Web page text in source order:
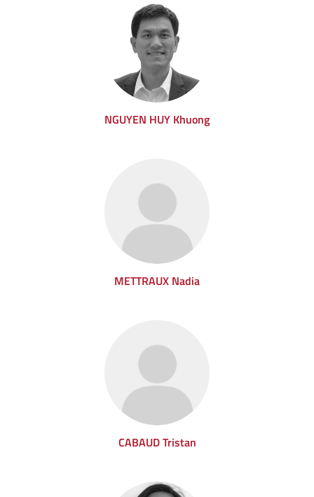
NGUYEN HUY Khuong
METTRAUX Nadia
CABAUD Tristan